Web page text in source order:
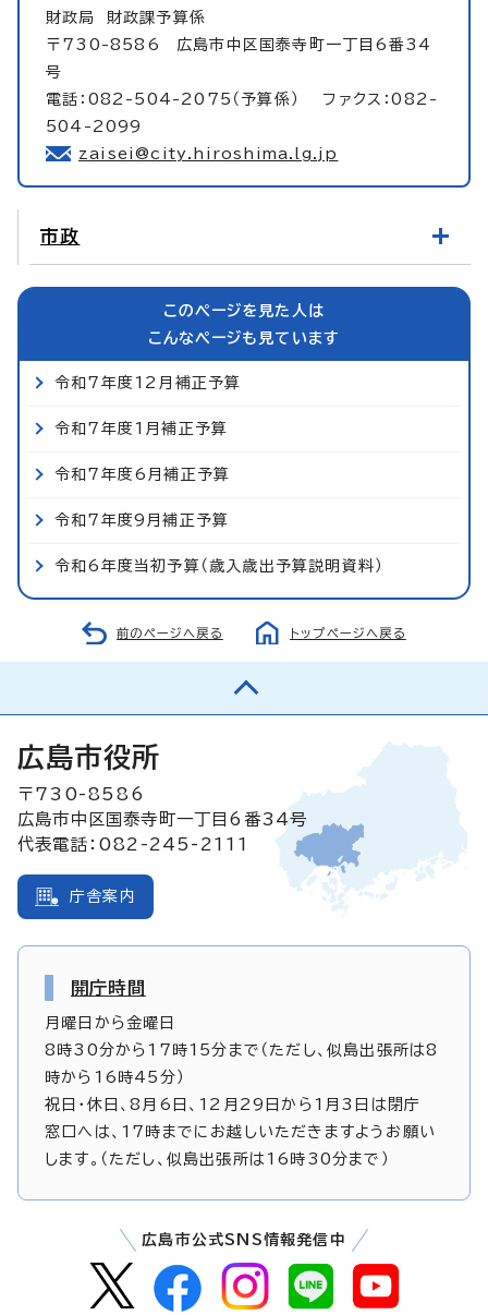
財政局
財政課予算係
〒730-8586 広島市中区国泰寺町一丁目6番34
号
電話：082-504-2075（予算係） ファクス：082-
504-2099
zaisei@city.hiroshima.lg.jp
市政
このページを見た人は
こんなページも見ています
令和7年度12月補正予算
令和7年度1月補正予算
令和7年度6月補正予算
令和7年度9月補正予算
令和6年度当初予算（歳入歳出予算説明資料）
前のページへ戻る トップページへ戻る
広島市役所
〒730-8586
広島市中区国泰寺町一丁目6番34号
代表電話：082-245-2111
庁舎案内
開庁時間
月曜日から金曜日
8時30分から17時15分まで（ただし、似島出張所は8
時から16時45分）
祝日・休日、8月6日、12月29日から1月3日は閉庁
窓口へは、17時までにお越しいただきますようお願い
します。（ただし、似島出張所は16時30分まで）
広島市公式SNS情報発信中